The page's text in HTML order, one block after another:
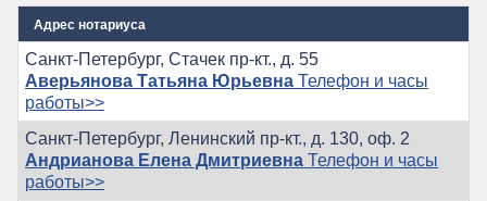
Адрес нотариуса
Санкт-Петербург, Стачек пр-кт., д. 55
Аверьянова Татьяна Юрьевна Телефон и часы
работы>>
Санкт-Петербург, Ленинский пр-кт., д. 130, оф. 2
Андрианова Елена Дмитриевна Телефон и часы
работы>>